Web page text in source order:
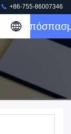
+86-755-86007346